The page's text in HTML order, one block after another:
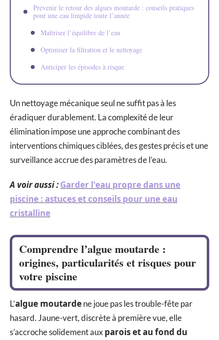
Prévenir le retour des algues moutarde : conseils pratiques
pour une eau limpide toute l’année
Maîtriser l’équilibre de l’eau
Optimiser la filtration et le nettoyage
Anticiper les épisodes à risque
Un nettoyage mécanique seul ne suffit pas à les
éradiquer durablement. La complexité de leur
élimination impose une approche combinant des
interventions chimiques ciblées, des gestes précis et une
surveillance accrue des paramètres de l’eau.
A voir aussi :Garder l'eau propre dans une
piscine : astuces et conseils pour une eau
cristalline
Comprendre l’algue moutarde :
origines, particularités et risques pour
votre piscine
L’algue moutardene joue pas les trouble-fête par
hasard. Jaune-vert, discrète à première vue, elle
s’accroche solidement aux parois et au fond du